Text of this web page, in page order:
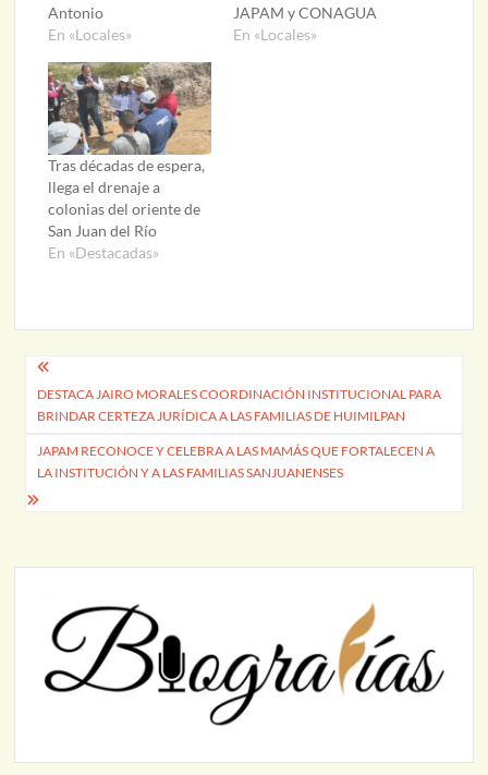
Antonio
En «Locales»
JAPAM y CONAGUA
En «Locales»
Tras décadas de espera,
llega el drenaje a
colonias del oriente de
San Juan del Río
En «Destacadas»
Navegación
de
entradas
DESTACA JAIRO MORALES COORDINACIÓN INSTITUCIONAL PARA
BRINDAR CERTEZA JURÍDICA A LAS FAMILIAS DE HUIMILPAN
JAPAM RECONOCE Y CELEBRA A LAS MAMÁS QUE FORTALECEN A
LA INSTITUCIÓN Y A LAS FAMILIAS SANJUANENSES